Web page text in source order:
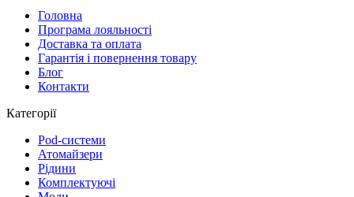
Головна
Програма лояльності
Доставка та оплата
Гарантія і повернення товару
Блог
Контакти
Категорії
Pod-системи
Атомайзери
Рідини
Комплектуючі